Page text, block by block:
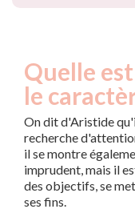
Quelle
le
On dit d'Aristide
recherche
il se montre
imprudent, mais il
des objectifs, se
ses fins.